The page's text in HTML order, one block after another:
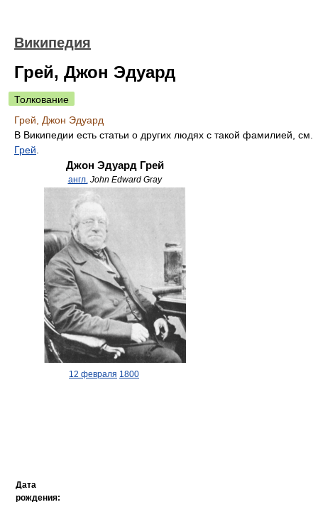
Википедия
Грей, Джон Эдуард
Толкование
Грей, Джон Эдуард
В Википедии есть статьи о других людях с такой фамилией, см.
Грей
Джон Эдуард Грей
англ. John Edward Gray
Дата
рождения:
12 февраля 1800